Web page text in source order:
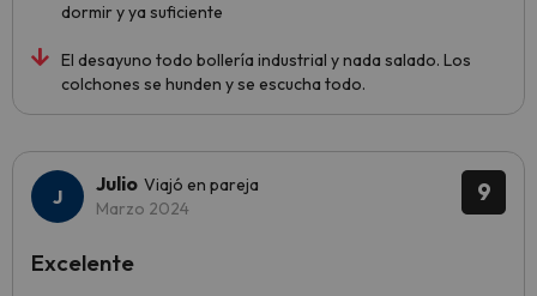
dormir y ya suficiente
El desayuno todo bollería industrial y nada salado. Los
colchones se hunden y se escucha todo.
9
Julio Viajó en pareja
Marzo 2024
Excelente